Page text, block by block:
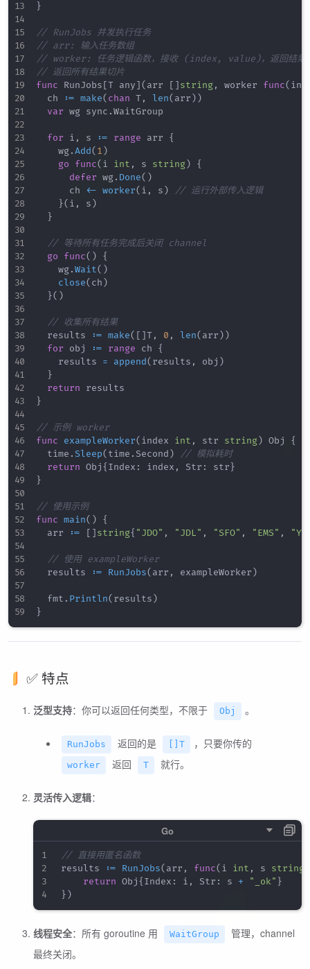
}
// RunJobs 并发执行任务
// arr: 输入任务数组
// worker: 任务逻辑函数，接收 (index, value)，返回结果
// 返回所有结果切片
func RunJobs [T any] ( arr [ ] string, worker func(
	ch
:= make( chan T, len( arr ) )
var wg sync .WaitGroup
for i , s := range arr {
		wg
.Add( 1 )
go
func( i int , s string)
{
defer wg. Done( )
			ch
<- worker( i , s )
// 运行外部传入逻辑
}( i , s )
}
// 等待所有任务完成后关闭 channel
go
func( )
{
		wg
.Wait( )
close( ch )
}( )
// 收集所有结果
	results
:= make( [ ]T, 0 , len( arr ) )
for obj := range ch {
		results
= append( results , obj )
}
return
}
// 示例 worker
func
exampleWorker( index int , str string) Obj {
	time
. Sleep( time . Second )
// 模拟耗时
return Obj{ Index : index , Str : str }
}
// 使用示例
func main( )
{
	arr
:= [ ] string{ "JDO" , "JDL" , "SFO" , "EMS" ,
// 使用 exampleWorker
	results
:= RunJobs( arr , exampleWorker )
	fmt
. Println( results )
}
✅ 特点
泛型支持：你可以返回任何类型，不限于 Obj 。
RunJobs 返回的是 []T ，只要你传的
worker 返回 T 就行。
灵活传入逻辑：
// 直接用匿名函数
results
:= RunJobs( arr , func( i int , s string
return Obj{ Index : i , Str : s + "_ok" }
} )
线程安全：所有 goroutine 用 WaitGroup
管理，channel
最终关闭。